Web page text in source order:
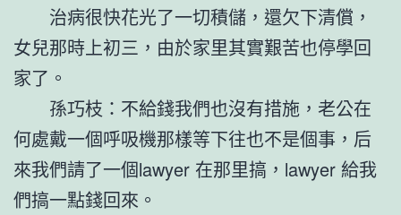
治病很快花光了一切積儲，還欠下清償，
女兒那時上初三，由於家里其實艱苦也停學回
家了。
孫巧枝：不給錢我們也沒有措施，老公在
何處戴一個呼吸機那樣等下往也不是個事，后
來我們請了一個lawyer 在那里搞，lawyer 給我
們搞一點錢回來。